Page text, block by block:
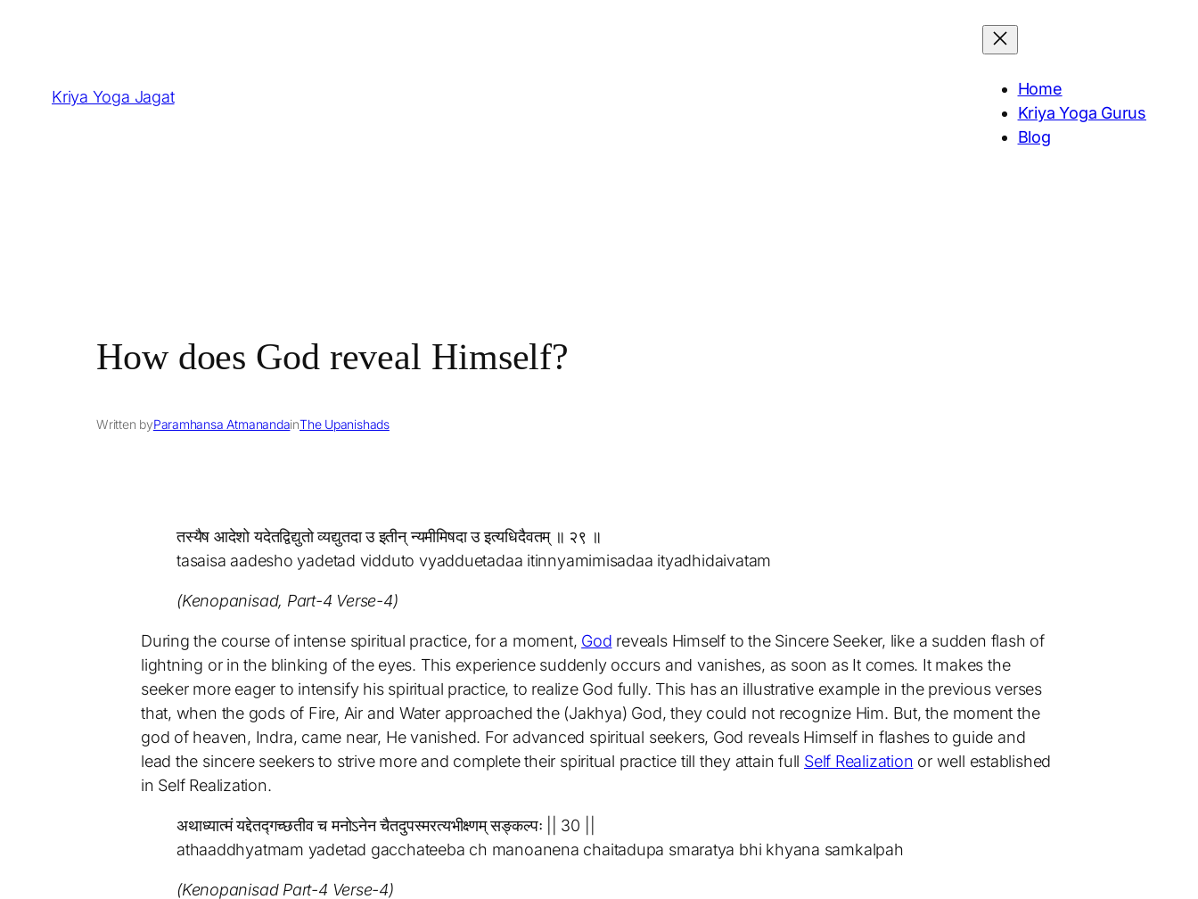
Kriya Yoga Jagat
Home
Kriya Yoga Gurus
Blog
How does God reveal Himself?
Written byParamhansa AtmanandainThe Upanishads
तस्यैष आदेशो यदेतद्विद्युतो व्यद्युतदा उ इतीन् न्यमीमिषदा उ इत्यधिदैवतम् ॥ २९ ॥
tasaisa aadesho yadetad vidduto vyadduetadaa itinnyamimisadaa ityadhidaivatam
(Kenopanisad, Part-4 Verse-4)
During the course of intense spiritual practice, for a moment, God reveals Himself to the Sincere Seeker, like a sudden flash of
lightning or in the blinking of the eyes. This experience suddenly occurs and vanishes, as soon as It comes. It makes the
seeker more eager to intensify his spiritual practice, to realize God fully. This has an illustrative example in the previous verses
that, when the gods of Fire, Air and Water approached the (Jakhya) God, they could not recognize Him. But, the moment the
god of heaven, Indra, came near, He vanished. For advanced spiritual seekers, God reveals Himself in flashes to guide and
lead the sincere seekers to strive more and complete their spiritual practice till they attain full Self Realization or well established
in Self Realization.
अथाध्यात्मं यद्देतद्गच्छतीव च मनोऽनेन चैतदुपस्मरत्यभीक्ष्णम् सङ्कल्पः || 30 ||
athaaddhyatmam yadetad gacchateeba ch manoanena chaitadupa smaratya bhi khyana samkalpah
(Kenopanisad Part-4 Verse-4)